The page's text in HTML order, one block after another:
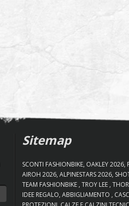
Sitemap
SCONTI FASHIONBIKE OAKLEY 2026
AIROH 2026 ALPINESTARS 2026
TEAM FASHIONBIKE TROY LEE THOR
IDEE REGALO ABBIGLIAMENTO